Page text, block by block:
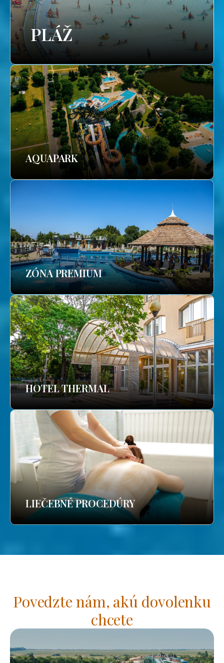
PLÁŽ
AQUAPARK
ZÓNA PREMIUM
HOTEL THERMAL
LIEČEBNÉ PROCEDÚRY
Povedzte nám, akú dovolenku
chcete